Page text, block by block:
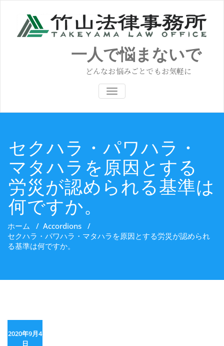
一人で悩まないで
どんなお悩みごとでもお気軽に
ナビゲーション切り替え
セクハラ・パワハラ・
マタハラを原因とする
労災が認められる基準は
何ですか。
ホーム / Accordions /
セクハラ・パワハラ・マタハラを原因とする労災が認められ
る基準は何ですか。
2020年9月4
日